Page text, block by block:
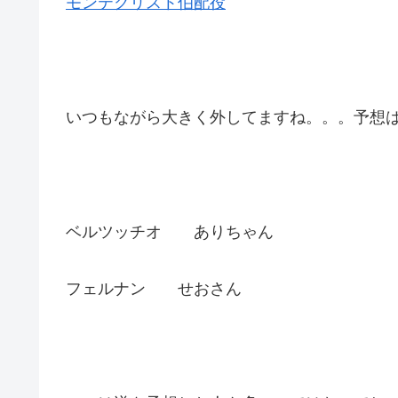
いつもながら大きく外してますね。。。予想
ベルツッチオ ありちゃん
フェルナン せおさん